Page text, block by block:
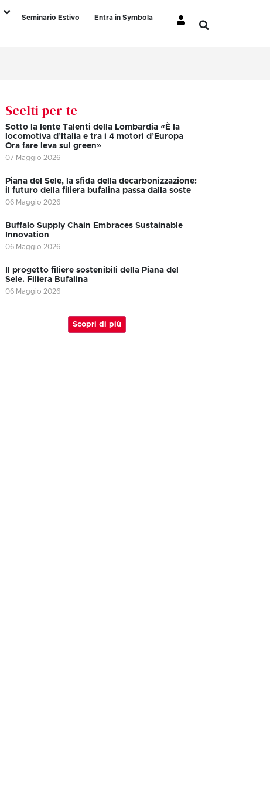
Seminario Estivo
Entra in Symbola
Scelti per te
Sotto la lente Talenti della Lombardia «È la
locomotiva d’Italia e tra i 4 motori d’Europa
Ora fare leva sul green»
07 Maggio 2026
Piana del Sele, la sfida della decarbonizzazione:
il futuro della filiera bufalina passa dalla soste
06 Maggio 2026
Buffalo Supply Chain Embraces Sustainable
Innovation
06 Maggio 2026
Il progetto filiere sostenibili della Piana del
Sele. Filiera Bufalina
06 Maggio 2026
Scopri di più